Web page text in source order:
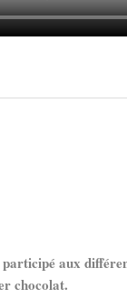
aux
chocolat.